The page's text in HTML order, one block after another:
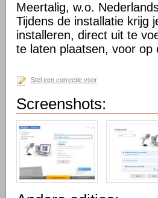
Meertalig, w.o.
Tijdens de installatie krijg
installeren, direct uit te
te laten plaatsen, voor op
Stel een correctie voor
Screenshots: